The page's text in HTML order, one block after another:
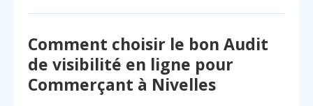
Comment choisir le bon Audit
de visibilité en ligne pour
Commerçant à Nivelles